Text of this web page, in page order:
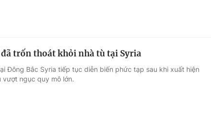
trốn thoát khỏi nhà tù tại Syria
Đông Bắc Syria tiếp tục diễn biến phức tạp sau khi xuất hiện
vượt ngục quy mô lớn.